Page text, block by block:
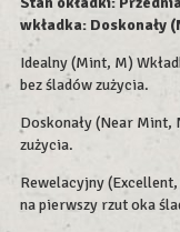
wkładka: Doskonały
Idealny (Mint, M)
bez śladów zużycia.
Doskonały (Near Mint,
zużycia.
Rewelacyjny
na pierwszy rzut oka